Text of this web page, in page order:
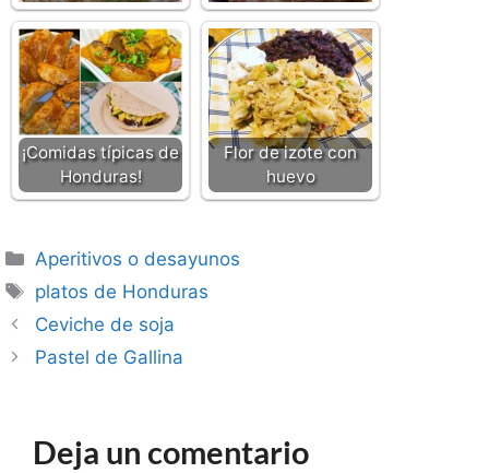
¡Comidas típicas de
Honduras!
Flor de izote con
huevo
Categorías
Aperitivos o desayunos
Etiquetas
platos de Honduras
Ceviche de soja
Pastel de Gallina
Deja un comentario